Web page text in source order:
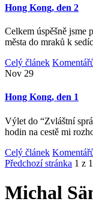
Hong Kong, den 2
Celkem úspěšně
města do mraků k
Celý článek
Nov 29
Hong Kong, den 1
Výlet do “Zvláštní
hodin na cestě mi
Celý článek
Předchozí stránka 1 z
Michal